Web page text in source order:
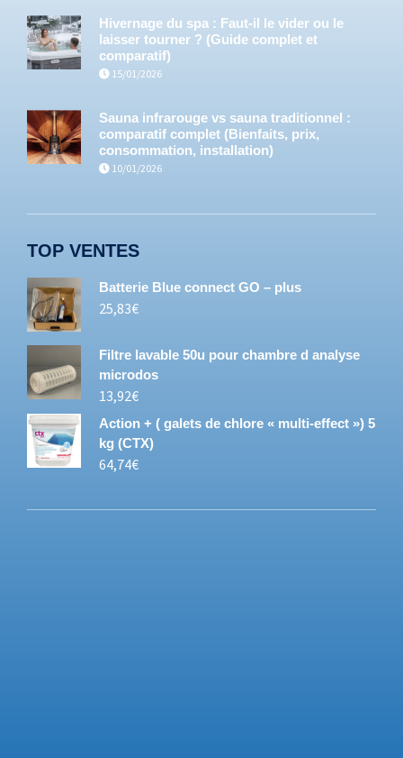
Hivernage du spa : Faut-il le vider ou le
laisser tourner ? (Guide complet et
comparatif)
15/01/2026
Sauna infrarouge vs sauna traditionnel :
comparatif complet (Bienfaits, prix,
consommation, installation)
10/01/2026
TOP VENTES
Batterie Blue connect GO – plus
25,83€
Filtre lavable 50u pour chambre d analyse
microdos
13,92€
Action + ( galets de chlore « multi-effect ») 5
kg (CTX)
64,74€